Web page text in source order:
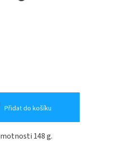
Přidat do košíku
148 g.